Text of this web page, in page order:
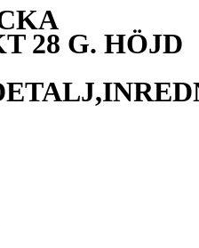
28 G. HÖJD